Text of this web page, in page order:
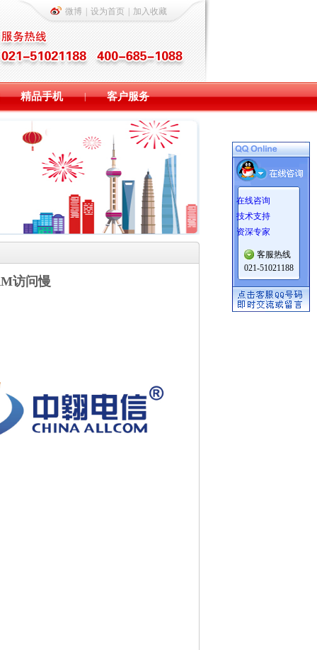
微博 设为首页 加入收藏
精品手机 | 客户服务
访问慢
在线咨询
技术支持
资深专家
客服热线
021-51021188